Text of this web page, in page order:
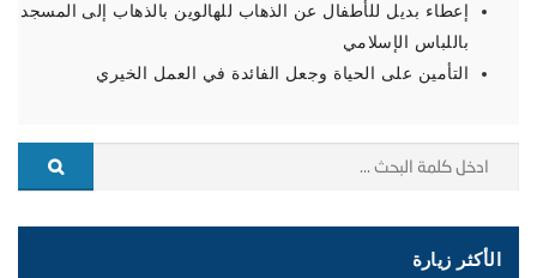
إعطاء بديل للأطفال عن الذهاب للهالوين بالذهاب إلى المسجد
باللباس الإسلامي
التأمين على الحياة وجعل الفائدة في العمل الخيري
الأكثر زيارة